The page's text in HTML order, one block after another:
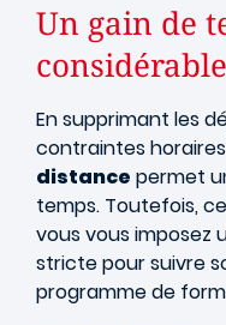
Un gain de
considérable
En supprimant les
contraintes
distance permet
temps. Toutefois,
vous vous imposez
stricte pour suivre
programme de